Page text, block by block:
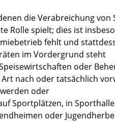
die Verabreichung
Rolle spielt; dies ist
fehlt und
im Vordergrund steht
oder
nach oder tatsächlich
oder
Sportplätzen, in
oder